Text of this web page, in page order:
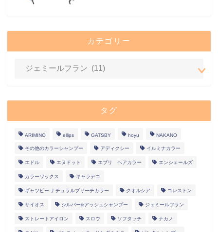
カテゴリー
タグ
ARIMINO ellips GATSBY hoyu NAKANO
その他のカラーシャンプー アディクシー イルミナカラー
エドル エヌドット エブリ ヘアカラー エンシェールズ
カラーワックス キャラデコ
ギャツビー ナチュラルブリーチカラー クオルシア コレストン
サイオス シルバー&アッシュシャンプー ジェミールフラン
ストレートアイロン スロウ ソフタッチ ナカノ